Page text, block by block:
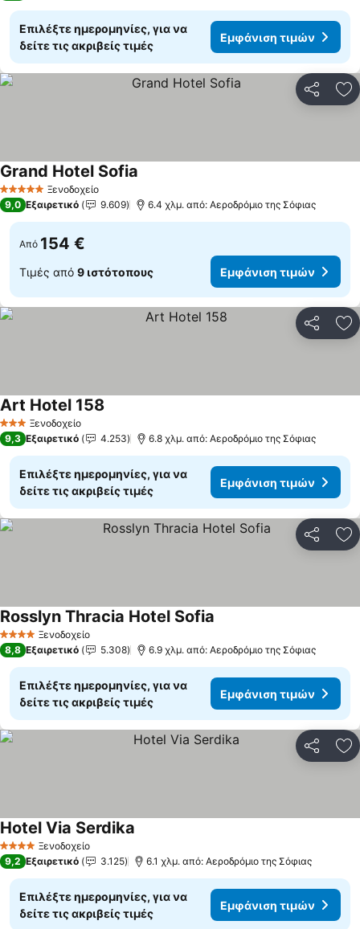
Επιλέξτε ημερομηνίες, για να
δείτε τις ακριβείς τιμές
Εμφάνιση τιμών
5 Αστέρια Ξενοδοχείο
Grand Hotel Sofia
9,0 Εξαιρετικό 9.609 6.4 χλμ. από: Αεροδρόμιο της Σόφιας
Από 154 €
Τιμές από 9 ιστότοπους Εμφάνιση τιμών
3 ΑστέριαΞενοδοχείο
Art Hotel 158
9,3 Εξαιρετικό 4.253 6.8 χλμ. από: Αεροδρόμιο της Σόφιας
Επιλέξτε ημερομηνίες, για να
δείτε τις ακριβείς τιμές
Εμφάνιση τιμών
4 ΑστέριαΞενοδοχείο
Rosslyn Thracia Hotel Sofia
8,8 Εξαιρετικό 5.308 6.9 χλμ. από: Αεροδρόμιο της Σόφιας
Επιλέξτε ημερομηνίες, για να
δείτε τις ακριβείς τιμές
Εμφάνιση τιμών
4 ΑστέριαΞενοδοχείο
Hotel Via Serdika
9,2 Εξαιρετικό 3.125 6.1 χλμ. από: Αεροδρόμιο της Σόφιας
Επιλέξτε ημερομηνίες, για να
δείτε τις ακριβείς τιμές
Εμφάνιση τιμών